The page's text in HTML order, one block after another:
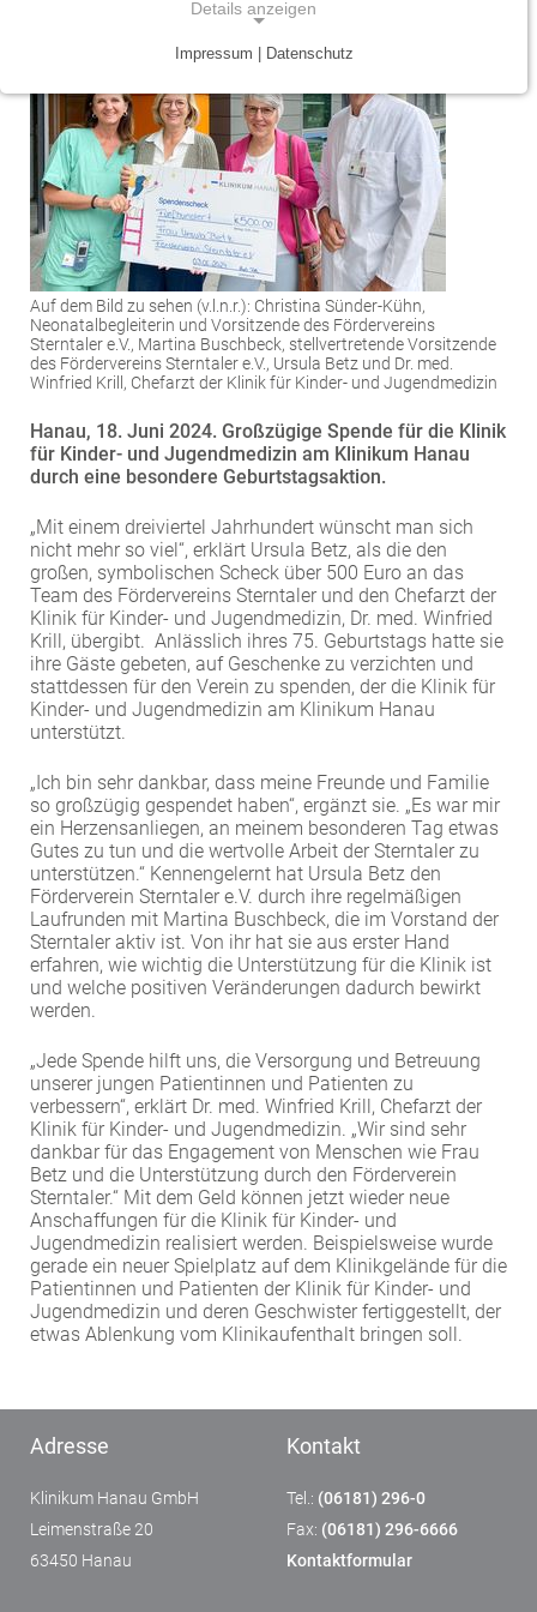
Vereinbarkeit von Beruf und Leben
Mitarbeitervorteile
Kinder- und Jugendmedizin
Neurologie
Psychiatrie und Psychotherapie
Anästhesiologie, operative Intensivmedizin und
Schmerztherapie
Gynäkologie und Geburtshilfe
Hals-, Nase- und Ohren-Erkrankungen
Dermatologie und Allergologie
Alle Kliniken, Fachbereiche und Zentren
Traumazentrum
Tumorzentrum
Viszeralonkologisches Zentrum (Darm, Pankreas)
Vorhofflimmerzentrum
Zentrum für Arbeitsmedizin, Arbeitssicherheit und
Brandschutz
Zentrum für Kinderdiabetes (DDG)
Zentrum für Lymphome und Leukämien
Alle Kliniken, Fachbereiche und Zentren
Patientenfürsprecher
Physiotherapie
Seelsorge
Soziale Dienste
Alle Kliniken, Fachbereiche und Zentren
Auf dem Bild zu sehen (v.l.n.r.): Christina Sünder-Kühn,
Neonatalbegleiterin und Vorsitzende des Fördervereins
Sterntaler e.V., Martina Buschbeck, stellvertretende Vorsitzende
des Fördervereins Sterntaler e.V., Ursula Betz und Dr. med.
Winfried Krill, Chefarzt der Klinik für Kinder- und Jugendmedizin
Hanau, 18. Juni 2024. Großzügige Spende für die Klinik
für Kinder- und Jugendmedizin am Klinikum Hanau
durch eine besondere Geburtstagsaktion.
„Mit einem dreiviertel Jahrhundert wünscht man sich
nicht mehr so viel“, erklärt Ursula Betz, als die den
großen, symbolischen Scheck über 500 Euro an das
Team des Fördervereins Sterntaler und den Chefarzt der
Klinik für Kinder- und Jugendmedizin, Dr. med. Winfried
Krill, übergibt. Anlässlich ihres 75. Geburtstags hatte sie
ihre Gäste gebeten, auf Geschenke zu verzichten und
stattdessen für den Verein zu spenden, der die Klinik für
Kinder- und Jugendmedizin am Klinikum Hanau
unterstützt.
„Ich bin sehr dankbar, dass meine Freunde und Familie
so großzügig gespendet haben“, ergänzt sie. „Es war mir
ein Herzensanliegen, an meinem besonderen Tag etwas
Gutes zu tun und die wertvolle Arbeit der Sterntaler zu
unterstützen.“ Kennengelernt hat Ursula Betz den
Förderverein Sterntaler e.V. durch ihre regelmäßigen
Laufrunden mit Martina Buschbeck, die im Vorstand der
Sterntaler aktiv ist. Von ihr hat sie aus erster Hand
erfahren, wie wichtig die Unterstützung für die Klinik ist
und welche positiven Veränderungen dadurch bewirkt
werden.
„Jede Spende hilft uns, die Versorgung und Betreuung
unserer jungen Patientinnen und Patienten zu
verbessern“, erklärt Dr. med. Winfried Krill, Chefarzt der
Klinik für Kinder- und Jugendmedizin. „Wir sind sehr
dankbar für das Engagement von Menschen wie Frau
Betz und die Unterstützung durch den Förderverein
Sterntaler.“ Mit dem Geld können jetzt wieder neue
Anschaffungen für die Klinik für Kinder- und
Jugendmedizin realisiert werden. Beispielsweise wurde
gerade ein neuer Spielplatz auf dem Klinikgelände für die
Patientinnen und Patienten der Klinik für Kinder- und
Jugendmedizin und deren Geschwister fertiggestellt, der
etwas Ablenkung vom Klinikaufenthalt bringen soll.
Adresse
Klinikum Hanau GmbH
Leimenstraße 20
63450 Hanau
Kontakt
Tel.: (06181) 296-0
Fax: (06181) 296-6666
Kontaktformular
Details anzeigen
Notwendige Cookies ermöglichen grundlegende
Funktionen und sind für die einwandfreie Funktion
der Website erforderlich.
Einverständnis-Cookie
Name:
cookie_consent
Zweck:
Dieser Cookie speichert die ausgewählten
Einverständnis-Optionen des Benutzers
Cookie Laufzeit:
1 Jahr
EXTERNE MEDIEN
Um Inhalte von Videoplattformen und Social Media
Plattformen anzeigen zu können, werden von
diesen externen Medien Cookies gesetzt.
YouTube
Vimeo
Impressum | Datenschutz